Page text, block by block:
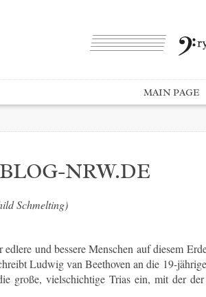
MAIN PAGE
NRW.DE
Schmelting)
edlere und bessere Menschen auf diesem
Ludwig van Beethoven an die 19-
große, vielschichtige Trias ein, mit der